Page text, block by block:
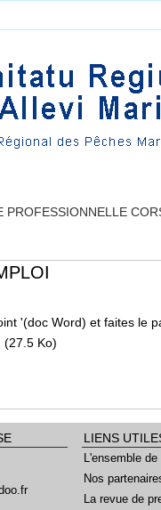
PROFESSIONNELLE
'(doc Word) et faites le
(27.5 Ko)
LIENS
L'ensemble
Nos
La revue de